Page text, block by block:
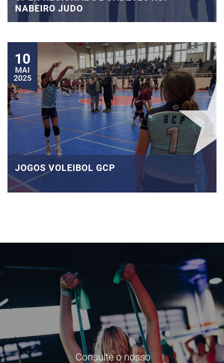
NABEIRO JUDO
10
MAI
2025
JOGOS VOLEIBOL GCP
Consulte o nosso